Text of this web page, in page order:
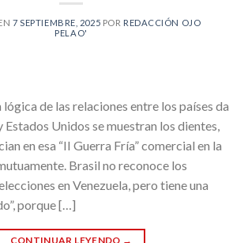
7 SEPTIEMBRE, 2025 POR REDACCIÓN OJO
PELAO'
de las relaciones entre los países da
Estados Unidos se muestran los dientes,
en esa “II Guerra Fría” comercial en la
Brasil no reconoce los
en Venezuela, pero tiene una
porque […]
CONTINUAR LEYENDO →